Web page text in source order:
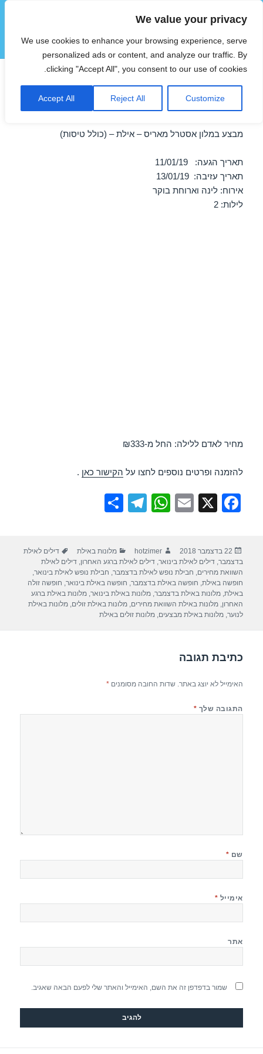
We value your privacy
We use cookies to enhance your browsing experience, serve
personalized ads or content, and analyze our traffic. By
clicking "Accept All", you consent to our use of cookies.
Customize
Reject All
Accept All
הוטצימר
תפריטים
ווידג'טים
חופשה במלון אסטרל מאריס –
אילת 11/01/2019
מבצע במלון אסטרל מאריס – אילת – (כולל טיסות)
תאריך הגעה: 11/01/19
תאריך עזיבה: 13/01/19
אירוח: לינה וארוחת בוקר
לילות: 2
מחיר לאדם ללילה: החל מ-₪333
להזמנה ופרטים נוספים לחצו על הקישור כאן .
F
e
b
o
o
X
E
W
s
A
p
p
T
gr
a
m
e
פורסם
בתאריך
22 בדצמבר 2018 מחבר
hotzimer קטגוריות
מלונות באילת תגיות
דילים לאילת
בדצמבר,דילים לאילת בינואר,דילים לאילת ברגע האחרון,דילים לאילת
השוואת מחירים, חבילת נופש לאילת בדצמבר, חבילת נופש לאילת בינואר,
חופשה באילת, חופשה באילת בדצמבר, חופשה באילת בינואר, חופשה זולה
באילת,מלונות באילת בדצמבר,מלונות באילת בינואר,מלונות באילת ברגע
האחרון,מלונות באילת השוואת מחירים,מלונות באילת זולים,מלונות באילת
לנוער,מלונות באילת מבצעים,מלונות זולים באילת
כתיבת תגובה
האימייל לא יוצג באתר. שדות החובה מסומנים*
התגובה שלך *
שם *
אימייל *
אתר
שמור בדפדפן זה את השם, האימייל והאתר שלי לפעם הבאה שאגיב.